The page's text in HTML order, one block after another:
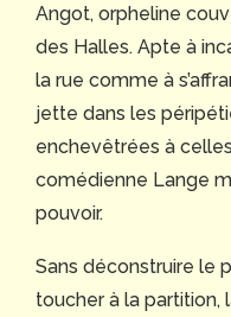
Angot, orpheline
des Halles. Apte à
la rue comme à
jette dans les
enchevêtrées à
comédienne Lange
pouvoir.
Sans déconstruire le
toucher à la partition,